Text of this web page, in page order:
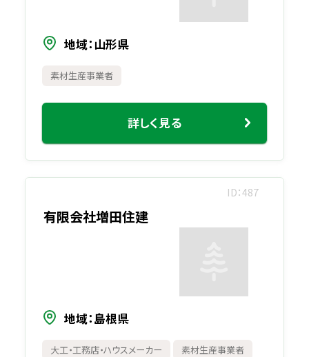
地域 山形県
素材生産事業者
詳しく見る
ID 487
有限会社増田住建
地域 島根県
大工・工務店・ハウスメーカー
素材生産事業者